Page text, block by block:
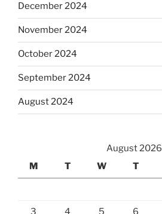
December 2024
November 2024
October 2024
September 2024
August 2024
August 2026
M
T W T
3 4 5 6